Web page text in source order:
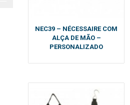
NEC39 – NÉCESSAIRE COM
ALÇA DE MÃO –
PERSONALIZADO